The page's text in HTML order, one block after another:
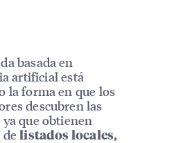
basada en
artificial está
la forma en que los
descubren las
ya que obtienen
delistados locales,